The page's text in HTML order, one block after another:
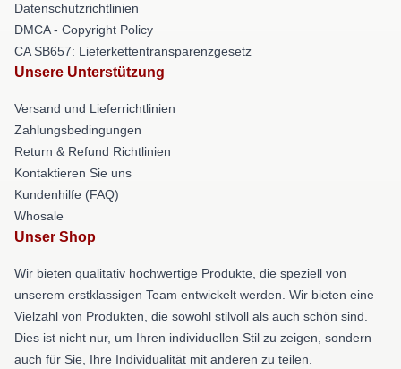
Datenschutzrichtlinien
DMCA - Copyright Policy
CA SB657: Lieferkettentransparenzgesetz
Unsere Unterstützung
Versand und Lieferrichtlinien
Zahlungsbedingungen
Return & Refund Richtlinien
Kontaktieren Sie uns
Kundenhilfe (FAQ)
Whosale
Unser Shop
Wir bieten qualitativ hochwertige Produkte, die speziell von
unserem erstklassigen Team entwickelt werden. Wir bieten eine
Vielzahl von Produkten, die sowohl stilvoll als auch schön sind.
Dies ist nicht nur, um Ihren individuellen Stil zu zeigen, sondern
auch für Sie, Ihre Individualität mit anderen zu teilen.